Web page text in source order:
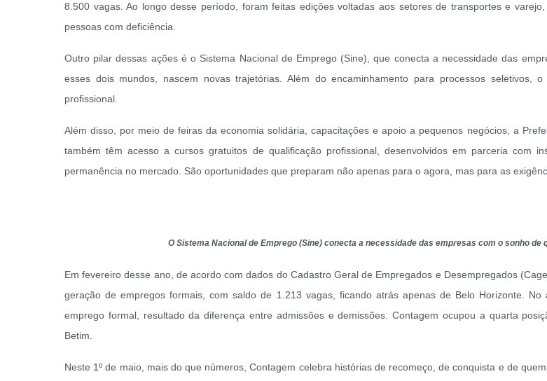
8.500 vagas. Ao longo desse período, foram feitas edições voltadas aos setores de transportes e
pessoas com deficiência.
Outro pilar dessas ações é o Sistema Nacional de Emprego (Sine), que conecta a necessidade das
esses dois mundos, nascem novas trajetórias. Além do encaminhamento para processos
profissional.
Além disso, por meio de feiras da economia solidária, capacitações e apoio a pequenos negócios, a
também têm acesso a cursos gratuitos de qualificação profissional, desenvolvidos em parceria com
permanência no mercado. São oportunidades que preparam não apenas para o agora, mas para as
O Sistema Nacional de Emprego (Sine) conecta a necessidade das empresas com o sonho
Em fevereiro desse ano, de acordo com dados do Cadastro Geral de Empregados e Desempregados
geração de empregos formais, com saldo de 1.213 vagas, ficando atrás apenas de Belo Horizonte.
emprego formal, resultado da diferença entre admissões e demissões. Contagem ocupou a quarta
Betim.
Neste 1º de maio, mais do que números, Contagem celebra histórias de recomeço, de conquista e de